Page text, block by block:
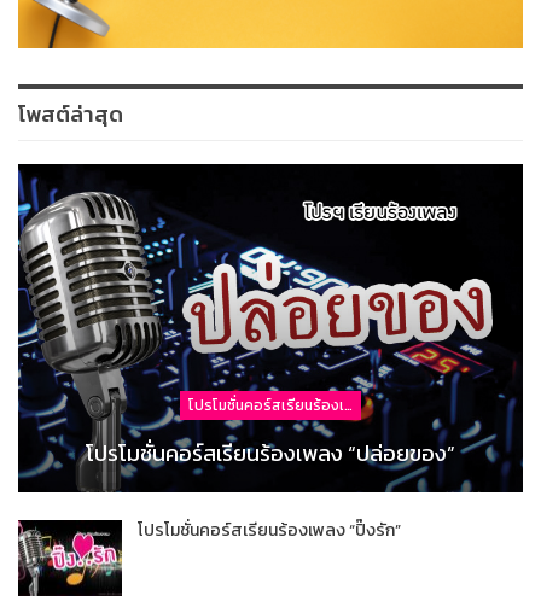
โพสต์ล่าสุด
โปรโมชั่นคอร์สเรียนร้องเพลง
โปรโมชั่นคอร์สเรียนร้องเพลง “ปล่อยของ”
โปรโมชั่นคอร์สเรียนร้องเพลง “ปิ๊งรัก”